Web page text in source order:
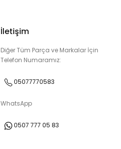
İletişim
Diğer Tüm Parça ve Markalar İçin
Telefon Numaramız:
05077770583
WhatsApp
0507 777 05 83